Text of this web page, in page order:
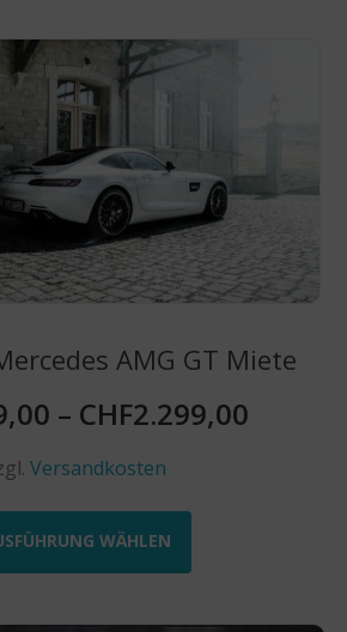
auf
der
Produktseite
gewählt
werden
AMG GT Miete
– CHF2.299,00
Versandkosten
WÄHLEN